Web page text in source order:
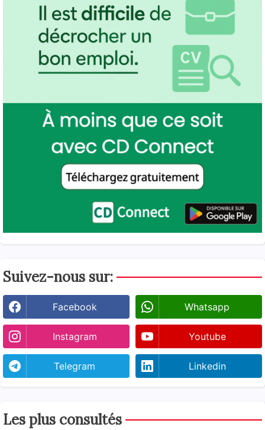
Suivez-nous sur:
Facebook Whatsapp
Instagram Youtube
Telegram Linkedin
Les plus consultés